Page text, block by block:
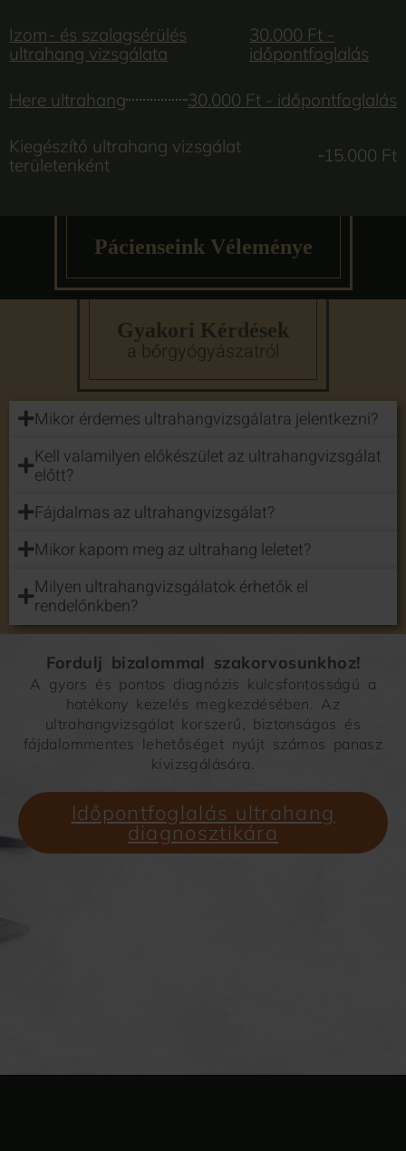
Izom- és szalagsérülés
ultrahang vizsgálata
30.000 Ft -
időpontfoglalás
Here ultrahang 30.000 Ft - időpontfoglalás
Kiegészítő ultrahang vizsgálat
területenként
15.000 Ft
Pácienseink Véleménye
Gyakori Kérdések
a bőrgyógyászatról
Mikor érdemes ultrahangvizsgálatra jelentkezni?
Kell valamilyen előkészület az ultrahangvizsgálat
előtt?
Fájdalmas az ultrahangvizsgálat?
Mikor kapom meg az ultrahang leletet?
Milyen ultrahangvizsgálatok érhetők el
rendelőnkben?
Fordulj bizalommal szakorvosunkhoz!
A gyors és pontos diagnózis kulcsfontosságú a
hatékony kezelés megkezdésében. Az
ultrahangvizsgálat korszerű, biztonságos és
fájdalommentes lehetőséget nyújt számos panasz
kivizsgálására.
Időpontfoglalás ultrahang
diagnosztikára